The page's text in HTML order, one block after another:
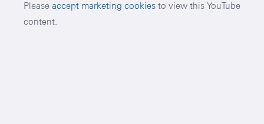
Please accept marketing cookies to view this YouTube
content.